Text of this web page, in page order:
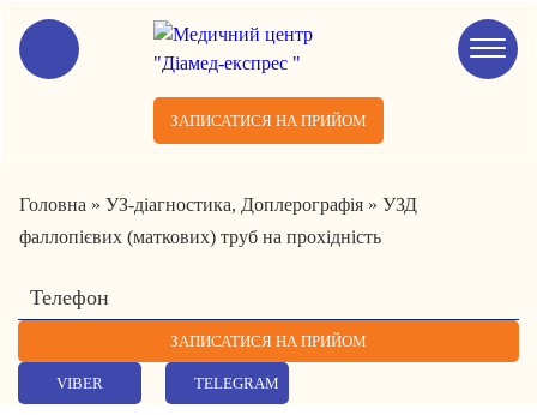
ЗАПИСАТИСЯ НА ПРИЙОМ
Головна » УЗ-діагностика, Доплерографія » УЗД
фаллопієвих (маткових) труб на прохідність
VIBER TELEGRAM